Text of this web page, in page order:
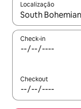
Localização
Quando os
Check-in
Checkout